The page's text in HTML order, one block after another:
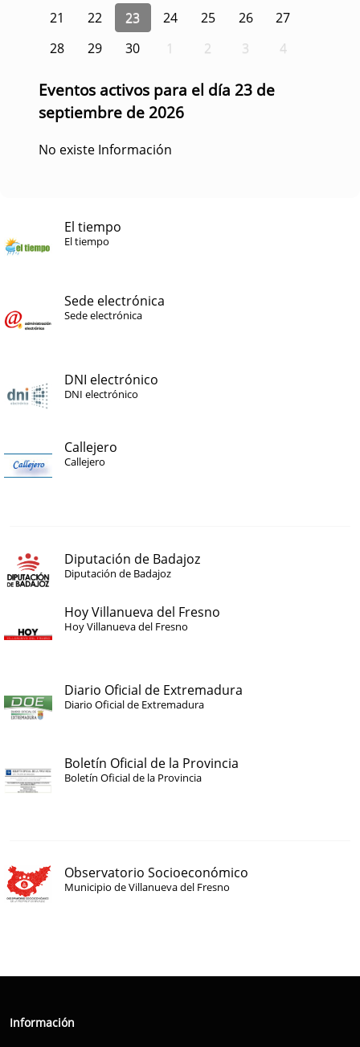
21
22 23 24 25 26
27
28
29 30 1 2 3 4
Eventos activos para el día 23 de
septiembre de 2026
No existe Información
El tiempo
El tiempo
Sede electrónica
Sede electrónica
DNI electrónico
DNI electrónico
Callejero
Callejero
Diputación de Badajoz
Diputación de Badajoz
Hoy Villanueva del Fresno
Hoy Villanueva del Fresno
Diario Oficial de Extremadura
Diario Oficial de Extremadura
Boletín Oficial de la Provincia
Boletín Oficial de la Provincia
Observatorio Socioeconómico
Municipio de Villanueva del Fresno
Información